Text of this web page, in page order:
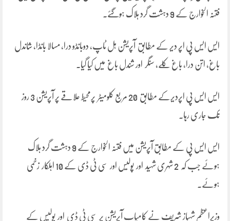
فتنہ الخوارج کے 9 دہشت گرد ہلاک ہوگئے۔
ایس ایس پی اپر دیر کے مطابق آپریشن ہل ٹاپ، دوبانڈو درا، مسالا بانڈا، شاندل
باغ، اتن درا، باغ کلے، سنگر اور شندل باغ میں کیا گیا۔
ایس ایس پی اپردیرکے مطابق 20 مربع کلومیٹر پرمحیط علاقے پر آپریشن 3 روز
تک جاری رہا۔
ایس ایس پی کے مطابق آپریشن میں فتنہ الخوارج کے 9 دہشت گرد ہلاک
ہوئے جب کہ 2 شہری شہید اور پولیس اور سی ٹی ڈی کے 10 اہلکار زخمی
ہوئے۔
وزیراعظم شہباز شریف نے کامیاب آپریشن پر سی ٹی ڈی اور پولیس کے